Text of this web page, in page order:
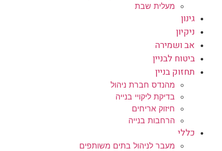
מעלית שבת
גינון
ניקיון
אב ושמירה
ביטוח לבניין
תחזוק בניין
מהנדס חברת ניהול
בדיקת ליקויי בנייה
חיזוק אריחים
הרחבות בנייה
כללי
מעבר לניהול בתים משותפים